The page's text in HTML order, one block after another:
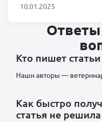
10.01.2025
Ответы
Кто пишет статьи
Наши авторы —
Как быстро
статья не